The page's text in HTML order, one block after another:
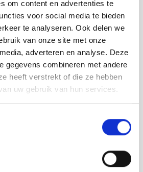
om content en advertenties te
voor social media te bieden
te analyseren. Ook delen we
van onze site met onze
adverteren en analyse. Deze
gegevens combineren met andere
heeft verstrekt of die ze hebben
uw gebruik van hun services.
in warm water, vlekken zijn
zijn een perfecte
kandelaar van Floris Hovers